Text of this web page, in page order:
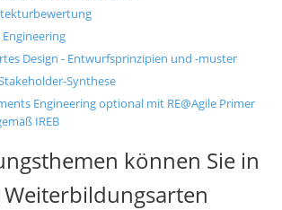
Engineering
Design - Entwurfsprinzipien und -muster
Synthese
Engineering optional mit RE@Agile Primer
IREB
können Sie in